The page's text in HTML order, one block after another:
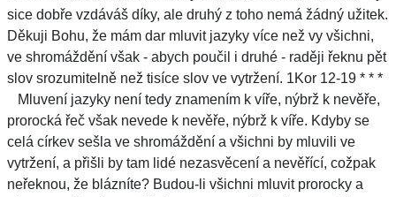
sice dobře vzdáváš díky, ale druhý z toho nemá žádný užitek.
Děkuji Bohu, že mám dar mluvit jazyky více než vy všichni,
ve shromáždění však - abych poučil i druhé - raději řeknu pět
slov srozumitelně než tisíce slov ve vytržení. 1Kor 12-19 * * *
Mluvení jazyky není tedy znamením k víře, nýbrž k nevěře,
prorocká řeč však nevede k nevěře, nýbrž k víře. Kdyby se
celá církev sešla ve shromáždění a všichni by mluvili ve
vytržení, a přišli by tam lidé nezasvěcení a nevěřící, cožpak
neřeknou, že blázníte? Budou-li všichni mluvit prorocky a